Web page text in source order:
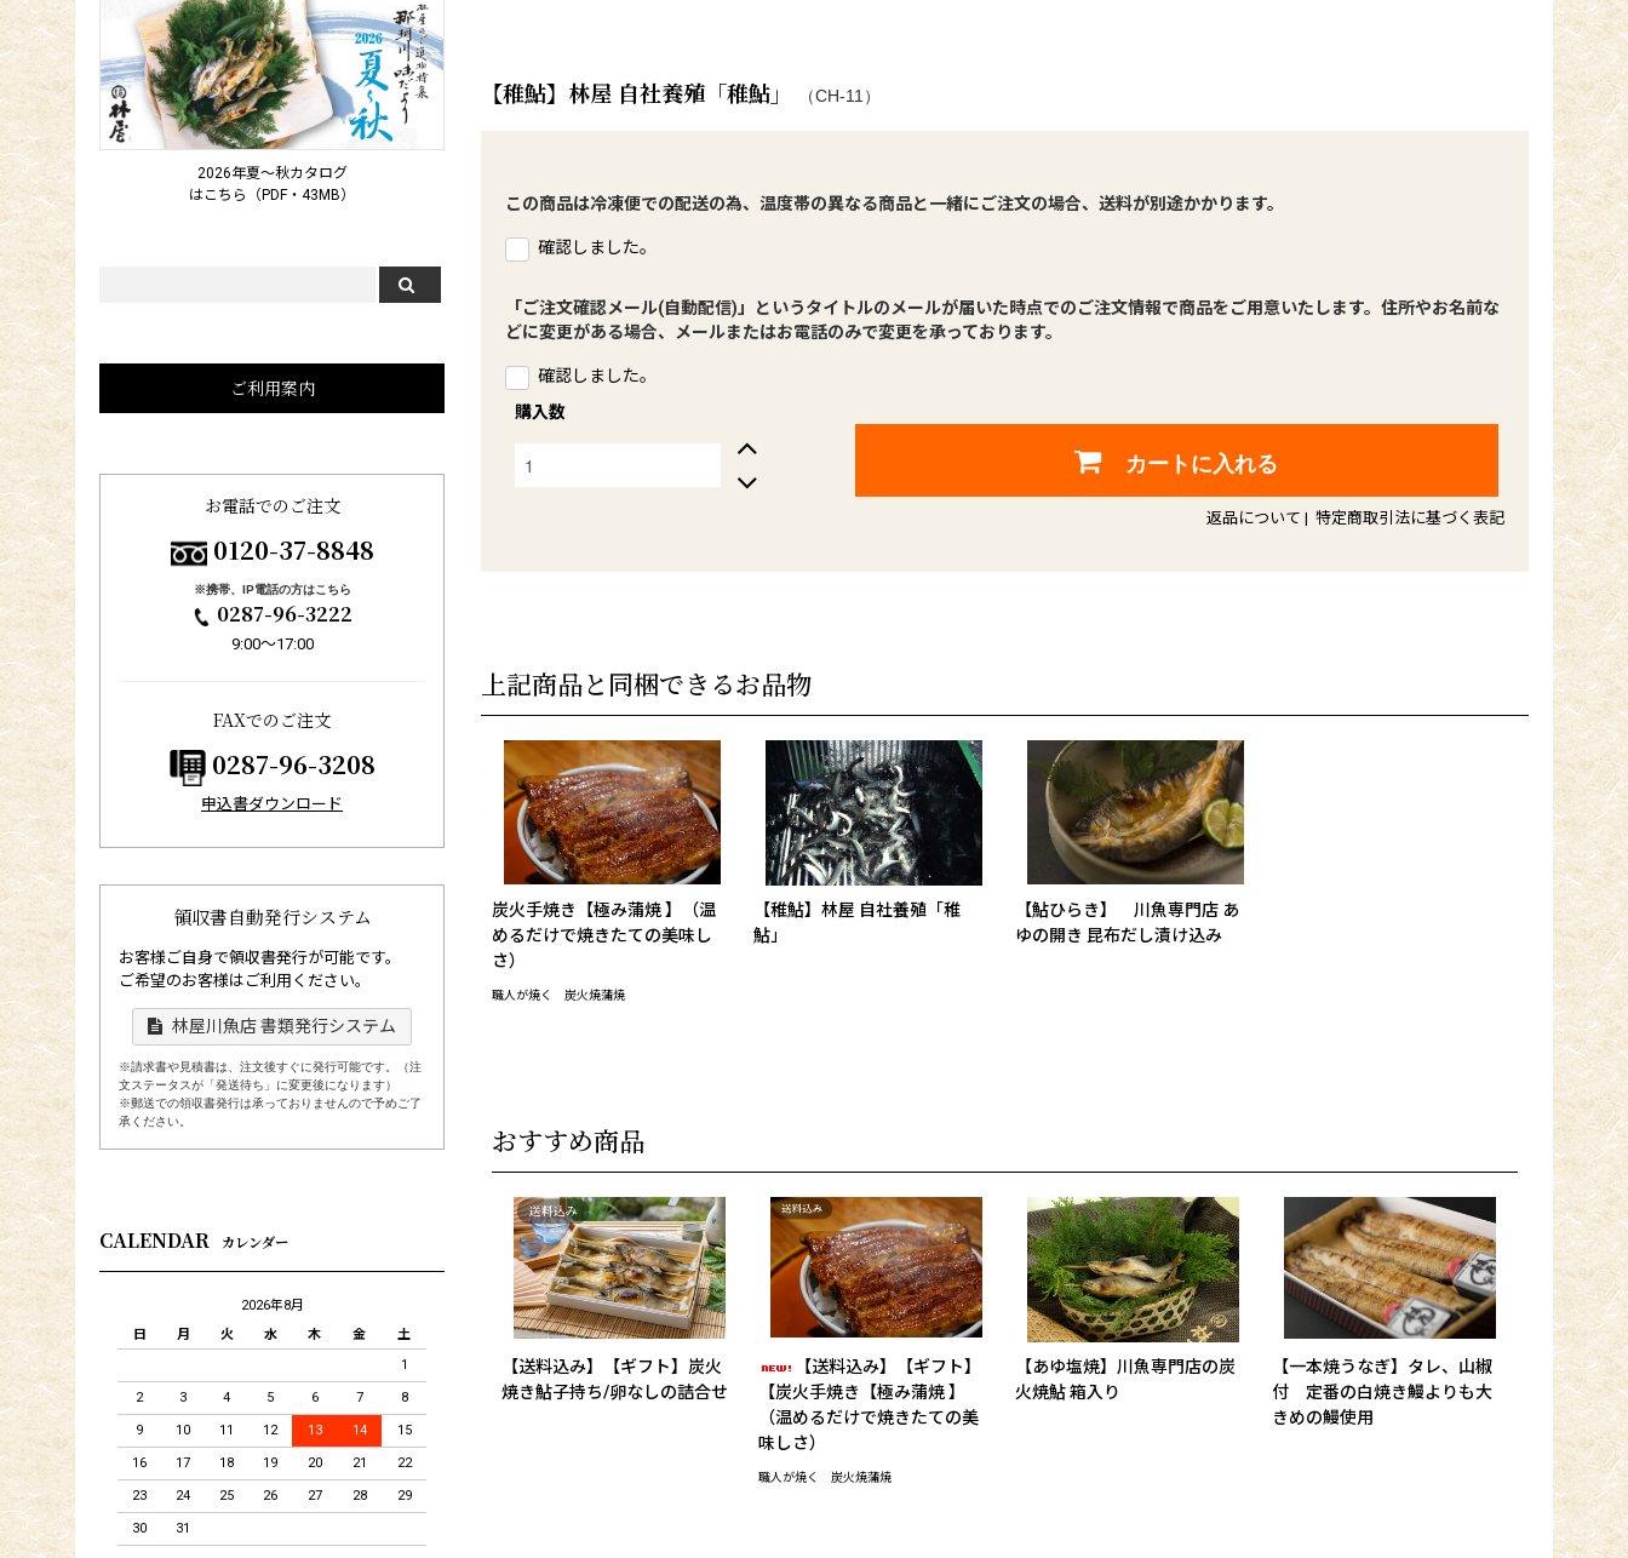
【稚鮎】林屋 自社養殖「稚鮎」 （CH-11）
この商品は冷凍便での配送の為、温度帯の異なる商品と一緒にご注文の場合、送料が別途かかります。
確認しました。
「ご注文確認メール(自動配信)」というタイトルのメールが届いた時点でのご注文情報で商品をご用意いたします。住所やお名前な
どに変更がある場合、メールまたはお電話のみで変更を承っております。
確認しました。
購入数
カートに入れる
返品について | 特定商取引法に基づく表記
上記商品と同梱できるお品物
炭火手焼き【極み蒲焼 】（温
めるだけで焼きたての美味し
さ）
職人が焼く 炭火焼蒲焼
【稚鮎】林屋 自社養殖「稚
鮎」
【鮎ひらき】 川魚専門店 あ
ゆの開き 昆布だし漬け込み
おすすめ商品
【送料込み】【ギフト】炭火
焼き鮎子持ち/卵なしの詰合せ
【送料込み】【ギフト】
【炭火手焼き【極み蒲焼 】
（温めるだけで焼きたての美
味しさ）
職人が焼く 炭火焼蒲焼
【あゆ塩焼】川魚専門店の炭
火焼鮎 箱入り
【一本焼うなぎ】タレ、山椒
付 定番の白焼き鰻よりも大
きめの鰻使用
2026年夏～秋カタログ
はこちら（PDF・43MB）
ご利用案内
お電話でのご注文
0120-37-8848
※携帯、IP電話の方はこちら
0287-96-3222
9:00〜17:00
FAXでのご注文
0287-96-3208
申込書ダウンロード
領収書自動発行システム
お客様ご自身で領収書発行が可能です。
ご希望のお客様はご利用ください。
林屋川魚店 書類発行システム
※請求書や見積書は、注文後すぐに発行可能です。（注
文ステータスが「発送待ち」に変更後になります）
※郵送での領収書発行は承っておりませんので予めご了
承ください。
CALENDAR カレンダー
2026年8月
日
月 火 水 木 金
土
1
2 3 4 5 6 7 8
9 10 11 12 13 14 15
16 17 18 19 20 21 22
23 24 25 26 27 28 29
30 31